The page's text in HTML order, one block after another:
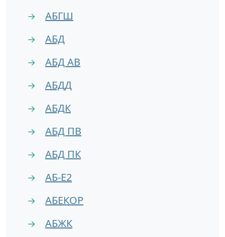
→ АБГШ
→ АБД
→ АБД АВ
→ АБДД
→ АБДК
→ АБД ПВ
→ АБД ПК
→ АБ-Е2
→ АБЕКОР
→ АБЖК